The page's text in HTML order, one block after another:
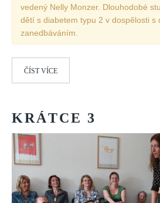
Vydání 3-4/
Vydání 4-2017
Vydání 3-2017
Vydání 2-2017
Vydání 1-2017
vedený Nelly Monzer. Dlouhodobé
dětí s diabetem typu 2 v dospělosti s
zanedbáváním.
ČÍST VÍCE
KRÁTCE 3